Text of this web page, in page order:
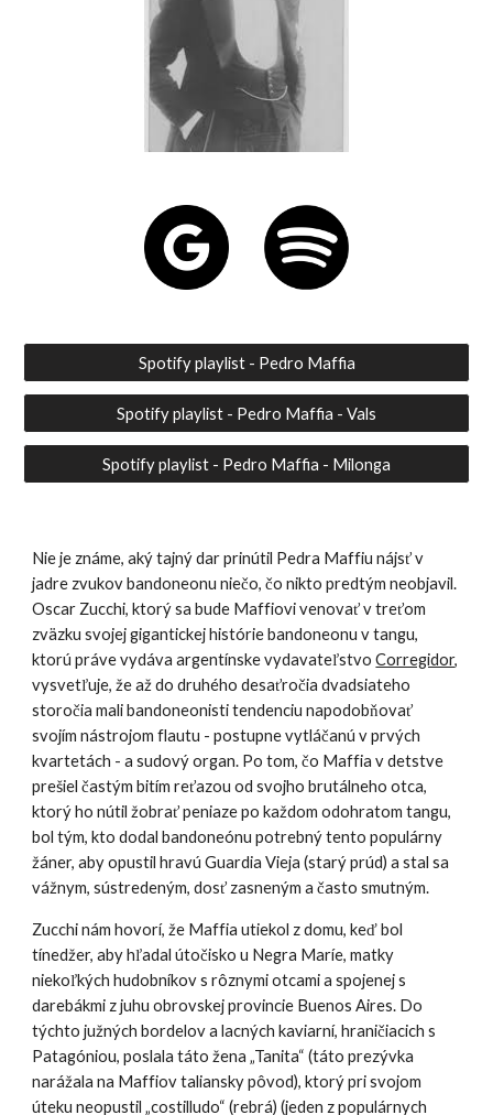
Spotify playlist - Pedro Maffia
Spotify playlist - Pedro Maffia - Vals
Spotify playlist - Pedro Maffia - Milonga
Nie je známe, aký tajný dar prinútil Pedra Maffiu nájsť v
jadre zvukov bandoneonu niečo, čo nikto predtým neobjavil.
Oscar Zucchi, ktorý sa bude Maffiovi venovať v treťom
zväzku svojej gigantickej histórie bandoneonu v tangu,
ktorú práve vydáva argentínske vydavateľstvoCorregidor,
vysvetľuje, že až do druhého desaťročia dvadsiateho
storočia mali bandoneonisti tendenciu napodobňovať
svojím nástrojom flautu - postupne vytláčanú v prvých
kvartetách - a sudový organ. Po tom, čo Maffia v detstve
prešiel častým bitím reťazou od svojho brutálneho otca,
ktorý ho nútil žobrať peniaze po každom odohratom tangu,
bol tým, kto dodal bandoneónu potrebný tento populárny
žáner, aby opustil hravú Guardia Vieja (starý prúd) a stal sa
vážnym, sústredeným, dosť zasneným a často smutným.
Zucchi nám hovorí, že Maffia utiekol z domu, keď bol
tínedžer, aby hľadal útočisko u Negra Maríe, matky
niekoľkých hudobníkov s rôznymi otcami a spojenej s
darebákmi z juhu obrovskej provincie Buenos Aires. Do
týchto južných bordelov a lacných kaviarní, hraničiacich s
Patagóniou, poslala táto žena „Tanita“ (táto prezývka
narážala na Maffiov taliansky pôvod), ktorý pri svojom
úteku neopustil „costilludo“ (rebrá) (jeden z populárnych